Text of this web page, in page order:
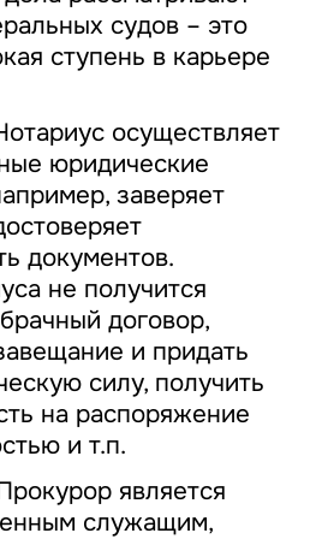
судов – это
ступень в карьере
осуществляет
юридические
заверяет
документов.
не получится
договор,
и придать
силу, получить
на распоряжение
и т.п.
является
служащим,